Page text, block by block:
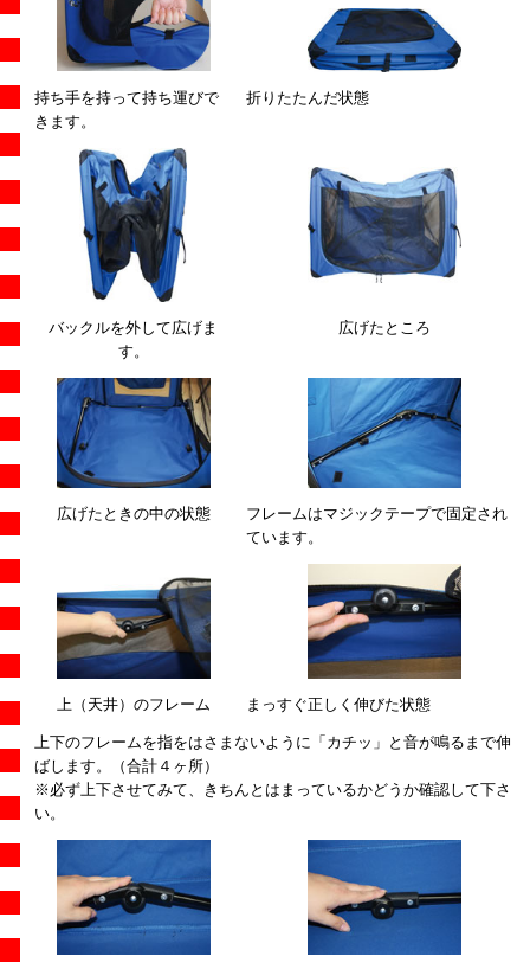
持ち手を持って持ち運びで
きます。
折りたたんだ状態
バックルを外して広げま
す。
広げたところ
広げたときの中の状態
フレームはマジックテープで固定され
ています。
上（天井）のフレーム まっすぐ正しく伸びた状態
上下のフレームを指をはさまないように「カチッ」と音が鳴るまで伸
ばします。（合計４ヶ所）
※必ず上下させてみて、きちんとはまっているかどうか確認して下さ
い。